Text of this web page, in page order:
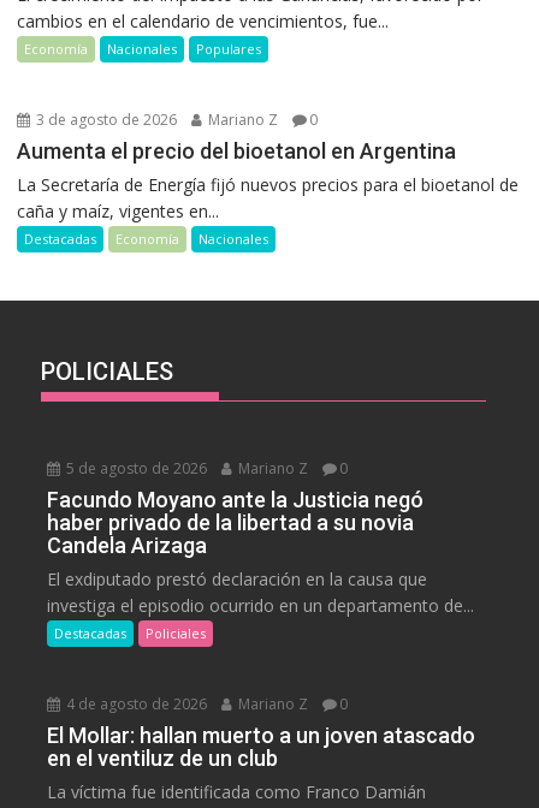
cambios en el calendario de vencimientos, fue...
Economía Nacionales Populares
3 de agosto de 2026 Mariano Z 0
Aumenta el precio del bioetanol en Argentina
La Secretaría de Energía fijó nuevos precios para el bioetanol de
caña y maíz, vigentes en...
Destacadas Economía Nacionales
POLICIALES
5 de agosto de 2026 Mariano Z 0
Facundo Moyano ante la Justicia negó
haber privado de la libertad a su novia
Candela Arizaga
El exdiputado prestó declaración en la causa que
investiga el episodio ocurrido en un departamento de...
Destacadas Policiales
4 de agosto de 2026 Mariano Z 0
El Mollar: hallan muerto a un joven atascado
en el ventiluz de un club
La víctima fue identificada como Franco Damián